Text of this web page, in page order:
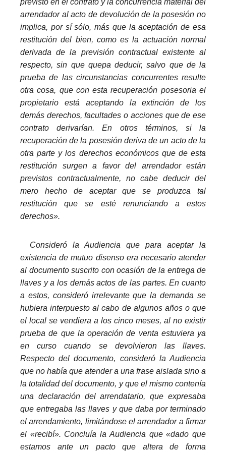
arrendador al acto de devolución de la posesión no
implica, por sí sólo, más que la aceptación de esa
restitución del bien, como es la actuación normal
derivada de la previsión contractual existente al
respecto, sin que quepa deducir, salvo que de la
prueba de las circunstancias concurrentes resulte
otra cosa, que con esta recuperación posesoria el
propietario está aceptando la extinción de los
demás derechos, facultades o acciones que de ese
contrato derivarían. En otros términos, si la
recuperación de la posesión deriva de un acto de la
otra parte y los derechos económicos que de esta
restitución surgen a favor del arrendador están
previstos contractualmente, no cabe deducir del
mero hecho de aceptar que se produzca tal
restitución que se esté renunciando a estos
derechos».
Consideró la Audiencia que para aceptar la
existencia de mutuo disenso era necesario atender
al documento suscrito con ocasión de la entrega de
llaves y a los demás actos de las partes. En cuanto
a estos, consideró irrelevante que la demanda se
hubiera interpuesto al cabo de algunos años o que
el local se vendiera a los cinco meses, al no existir
prueba de que la operación de venta estuviera ya
en curso cuando se devolvieron las llaves.
Respecto del documento, consideró la Audiencia
que no había que atender a una frase aislada sino a
la totalidad del documento, y que el mismo contenía
una declaración del arrendatario, que expresaba
que entregaba las llaves y que daba por terminado
el arrendamiento, limitándose el arrendador a firmar
el «recibí». Concluía la Audiencia que «dado que
estamos ante un pacto que altera de forma